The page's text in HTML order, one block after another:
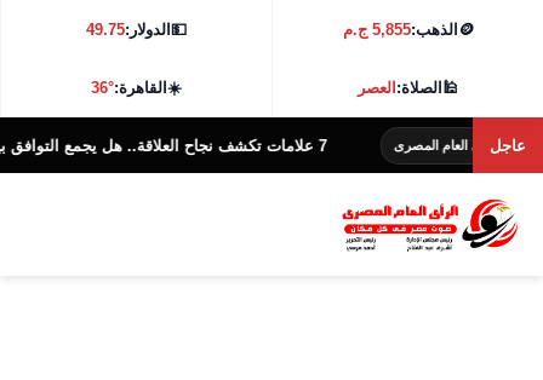
🪙 الذهب:5,855 ج.م 💵الدولار:49.75
🕌الصلاة:العصر ☀️القاهرة:36°
عاجل
العام المصرى 7 علامات تكشف نجاح العلاقة.. هل يجمع التوافق بين الزوجين؟